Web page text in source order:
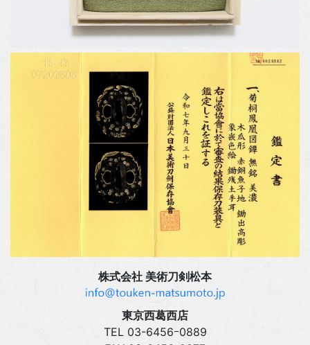
株式会社 美術刀剣松本
東京西葛西店
TEL 03‍-6456ｰ0889